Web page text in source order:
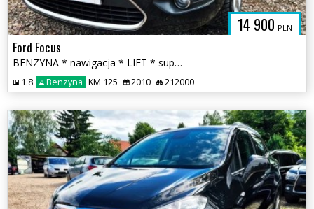
14 900 PLN
Ford Focus
BENZYNA * nawigacja * LIFT * super * okazja * POLECAMY
1.8 Benzyna KM 125 2010 212000